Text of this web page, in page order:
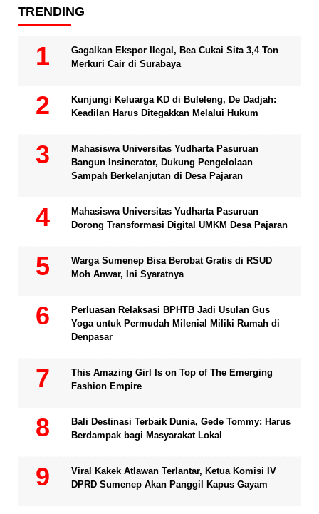
TRENDING
Gagalkan Ekspor Ilegal, Bea Cukai Sita 3,4 Ton
Merkuri Cair di Surabaya
Kunjungi Keluarga KD di Buleleng, De Dadjah:
Keadilan Harus Ditegakkan Melalui Hukum
Mahasiswa Universitas Yudharta Pasuruan
Bangun Insinerator, Dukung Pengelolaan
Sampah Berkelanjutan di Desa Pajaran
Mahasiswa Universitas Yudharta Pasuruan
Dorong Transformasi Digital UMKM Desa Pajaran
Warga Sumenep Bisa Berobat Gratis di RSUD
Moh Anwar, Ini Syaratnya
Perluasan Relaksasi BPHTB Jadi Usulan Gus
Yoga untuk Permudah Milenial Miliki Rumah di
Denpasar
This Amazing Girl Is on Top of The Emerging
Fashion Empire
Bali Destinasi Terbaik Dunia, Gede Tommy: Harus
Berdampak bagi Masyarakat Lokal
Viral Kakek Atlawan Terlantar, Ketua Komisi IV
DPRD Sumenep Akan Panggil Kapus Gayam